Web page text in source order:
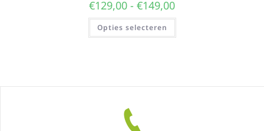
€129,00 - €149,00
Opties selecteren